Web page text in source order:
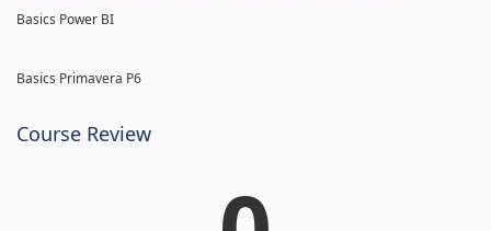
Basics Power BI
Basics Primavera P6
Course Review